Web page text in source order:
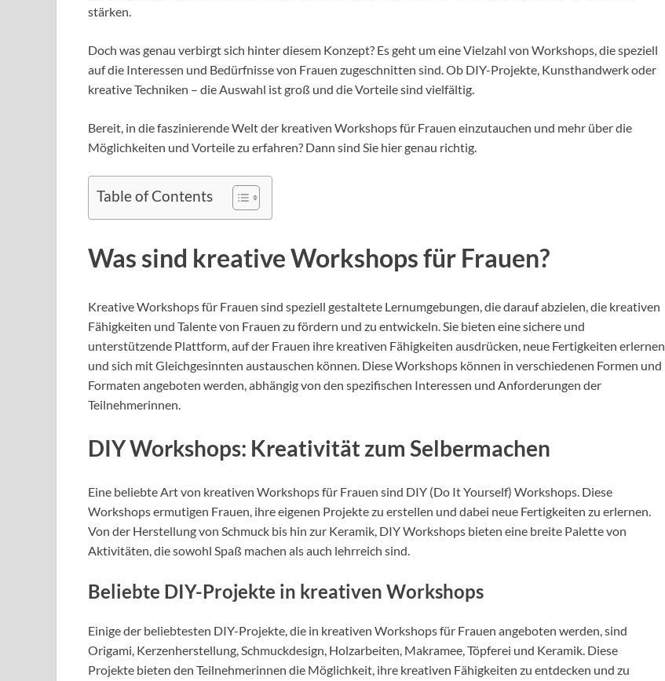
stärken.
Doch was genau verbirgt sich hinter diesem Konzept? Es geht um eine Vielzahl von Workshops, die speziell
auf die Interessen und Bedürfnisse von Frauen zugeschnitten sind. Ob DIY-Projekte, Kunsthandwerk oder
kreative Techniken – die Auswahl ist groß und die Vorteile sind vielfältig.
Bereit, in die faszinierende Welt der kreativen Workshops für Frauen einzutauchen und mehr über die
Möglichkeiten und Vorteile zu erfahren? Dann sind Sie hier genau richtig.
Table of Contents
Was sind kreative Workshops für Frauen?
Kreative Workshops für Frauen sind speziell gestaltete Lernumgebungen, die darauf abzielen, die kreativen
Fähigkeiten und Talente von Frauen zu fördern und zu entwickeln. Sie bieten eine sichere und
unterstützende Plattform, auf der Frauen ihre kreativen Fähigkeiten ausdrücken, neue Fertigkeiten erlernen
und sich mit Gleichgesinnten austauschen können. Diese Workshops können in verschiedenen Formen und
Formaten angeboten werden, abhängig von den spezifischen Interessen und Anforderungen der
Teilnehmerinnen.
DIY Workshops: Kreativität zum Selbermachen
Eine beliebte Art von kreativen Workshops für Frauen sind DIY (Do It Yourself) Workshops. Diese
Workshops ermutigen Frauen, ihre eigenen Projekte zu erstellen und dabei neue Fertigkeiten zu erlernen.
Von der Herstellung von Schmuck bis hin zur Keramik, DIY Workshops bieten eine breite Palette von
Aktivitäten, die sowohl Spaß machen als auch lehrreich sind.
Beliebte DIY-Projekte in kreativen Workshops
Einige der beliebtesten DIY-Projekte, die in kreativen Workshops für Frauen angeboten werden, sind
Origami, Kerzenherstellung, Schmuckdesign, Holzarbeiten, Makramee, Töpferei und Keramik. Diese
Projekte bieten den Teilnehmerinnen die Möglichkeit, ihre kreativen Fähigkeiten zu entdecken und zu